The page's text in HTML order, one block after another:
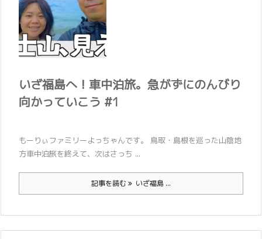
いざ福島へ！車中泊旅。急がずにのんびり
向かっていこう #1
もーりぃファミリーよっちゃんです。 鳥取・島根を巡った山陰地
方車中泊旅を終えて、次はさっち ...
記事を読む いざ福島 ...